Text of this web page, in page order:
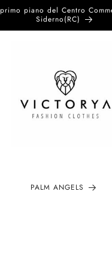
piano del Centro
Siderno(RC)
PALM ANGELS